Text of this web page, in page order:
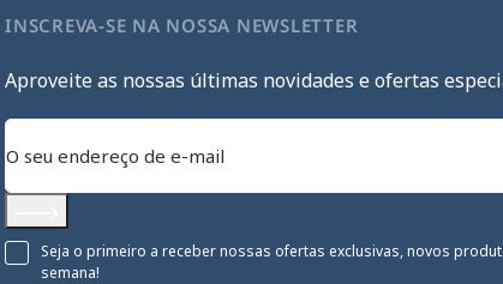
INSCREVA-SE NA NOSSA NEWSLETTER
Aproveite as nossas últimas novidades e ofertas
Subscrever
Seja o primeiro a receber nossas ofertas exclusivas, novos
semana!